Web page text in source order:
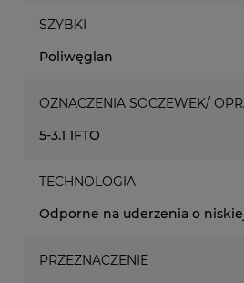
SZYBKI
Poliwęglan
OZNACZENIA SOCZEWEK/
5-3.1 1FTO
TECHNOLOGIA
Odporne na uderzenia o
PRZEZNACZENIE